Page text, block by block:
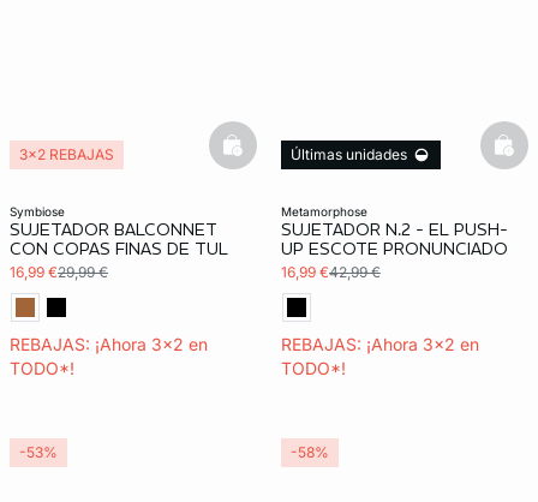
symbiose
SUJETADOR BALCONNET
CON COPAS FINAS DE TUL
16,99 €29,99 €
REBAJAS: ¡Ahora 3x2 en
TODO*!
3x2 REBAJAS basketfull
metamorphose
SUJETADOR N.2 - EL PUSH-
UP ESCOTE PRONUNCIADO
16,99 €42,99 €
REBAJAS: ¡Ahora 3x2 en
TODO*!
Últimas unidades
-53% -58%